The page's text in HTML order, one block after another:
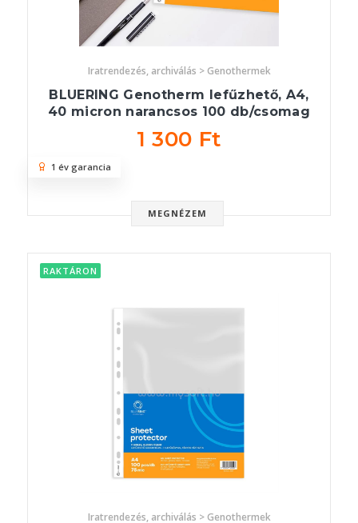
Iratrendezés, archiválás > Genothermek
BLUERING Genotherm lefűzhető, A4,
40 micron narancsos 100 db/csomag
1 300 Ft
MEGNÉZEM
1 év garancia
RAKTÁRON
Iratrendezés, archiválás > Genothermek